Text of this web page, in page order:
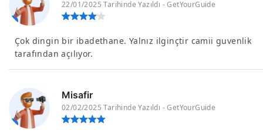
22/01/2025 Tarihinde Yazıldı - GetYourGuide
Çok dingin bir ibadethane. Yalnız ilginçtir camii guvenlik
tarafından açılıyor.
Misafir
02/02/2025 Tarihinde Yazıldı - GetYourGuide